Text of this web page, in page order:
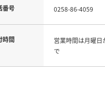
番号 0258-86-4059
時間
営業時間は月曜日
で